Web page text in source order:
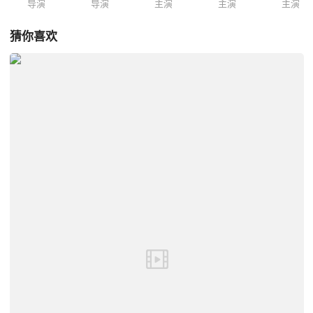
导演 导演 主演 主演 主演
猜你喜欢